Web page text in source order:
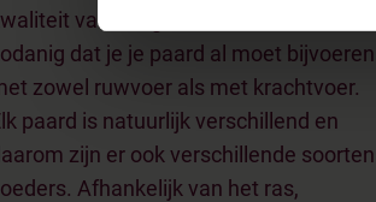
van het gras minder. Vaak zelfs
dat je je paard al moet bijvoeren
zowel ruwvoer als met krachtvoer.
paard is natuurlijk verschillend en
zijn er ook verschillende soorten
Afhankelijk van het ras,